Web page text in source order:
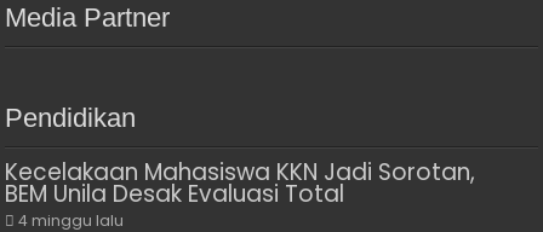
Media Partner
Pendidikan
Kecelakaan Mahasiswa KKN Jadi Sorotan,
BEM Unila Desak Evaluasi Total
4 minggu lalu